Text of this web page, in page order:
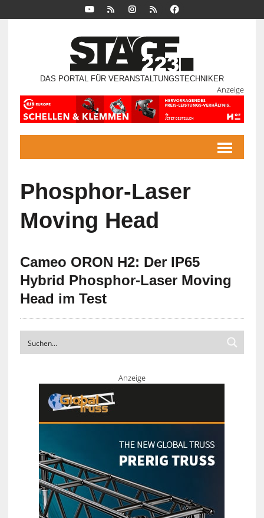
DAS PORTAL FÜR VERANSTALTUNGSTECHNIKER
Anzeige
Phosphor-Laser
Moving Head
Cameo ORON H2: Der IP65
Hybrid Phosphor-Laser Moving
Head im Test
Anzeige